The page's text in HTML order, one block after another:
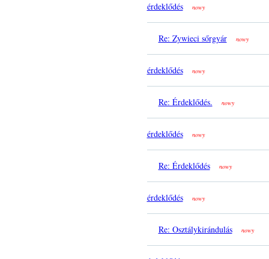
érdeklődés nowy
Re: Zywieci sőrgyár nowy
érdeklődés nowy
Re: Érdeklődés. nowy
érdeklődés nowy
Re: Érdeklődés nowy
érdeklődés nowy
Re: Osztálykirándulás nowy